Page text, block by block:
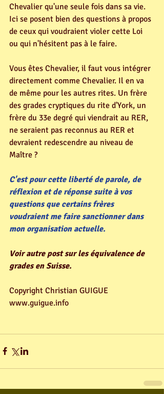
Chevalier qu'une seule fois dans sa vie.
Ici se posent bien des questions à propos
de ceux qui voudraient violer cette Loi
ou qui n'hésitent pas à le faire.
Vous êtes Chevalier, il faut vous intégrer
directement comme Chevalier. Il en va
de même pour les autres rites. Un frère
des grades cryptiques du rite d'York, un
frère du 33e degré qui viendrait au RER,
ne seraient pas reconnus au RER et
devraient redescendre au niveau de
Maître ?
C'est pour cette liberté de parole, de
réflexion et de réponse suite à vos
questions que certains frères
voudraient me faire sanctionner dans
mon organisation actuelle.
Voir autre post sur les équivalence de
grades en Suisse.
Copyright Christian GUIGUE
www.guigue.info